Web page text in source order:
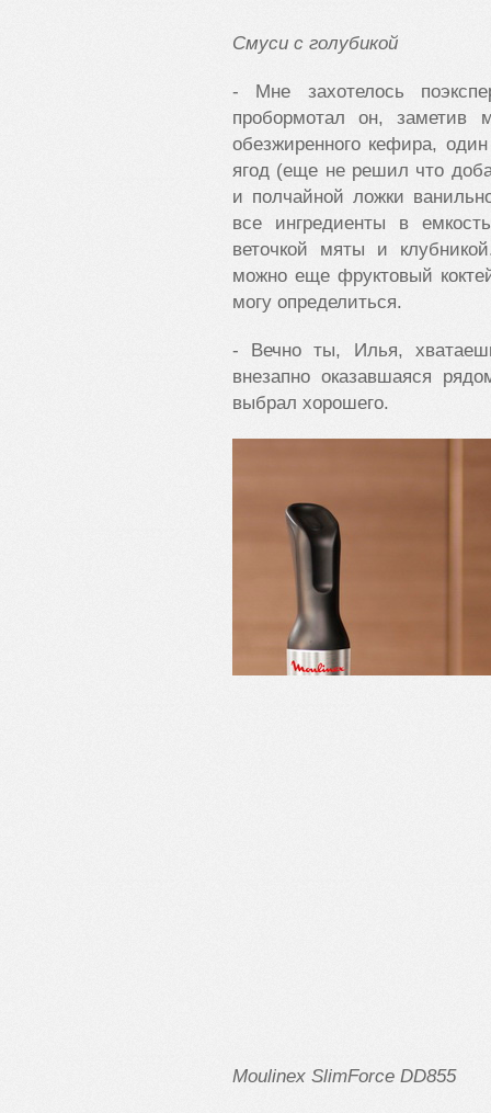
Смуси с голубикой
- Мне захотелось
пробормотал он,
обезжиренного кефира,
ягод (еще не решил что
и полчайной ложки
все ингредиенты в
веточкой мяты и
можно еще фруктовый
могу определиться.
- Вечно ты, Илья,
внезапно оказавшаяся
выбрал хорошего.
Moulinex SlimForce DD855